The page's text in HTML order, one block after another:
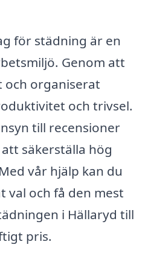
för städning är en
Genom att
organiserat
och trivsel.
till recensioner
säkerställa hög
vår hjälp kan du
och få den mest
i Hällaryd till
pris.